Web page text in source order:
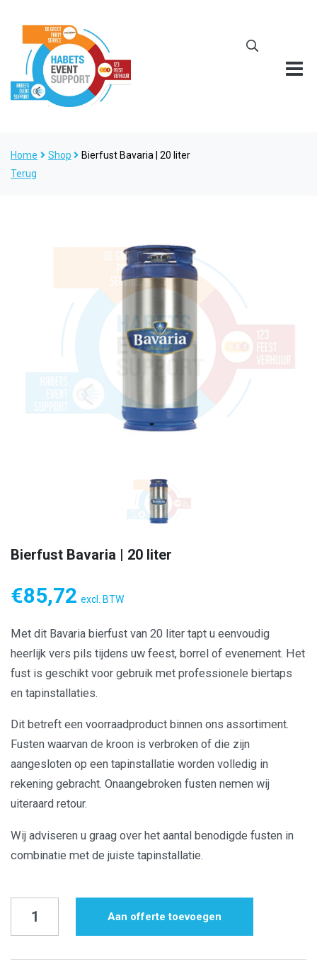
Home Shop
Bierfust Bavaria | 20 liter
Terug
Bierfust Bavaria | 20 liter
€85,72 excl. BTW
Met dit Bavaria bierfust van 20 liter tapt u eenvoudig
heerlijk vers pils tijdens uw feest, borrel of evenement. Het
fust is geschikt voor gebruik met professionele biertaps
en tapinstallaties.
Dit betreft een voorraadproduct binnen ons assortiment.
Fusten waarvan de kroon is verbroken of die zijn
aangesloten op een tapinstallatie worden volledig in
rekening gebracht. Onaangebroken fusten nemen wij
uiteraard retour.
Wij adviseren u graag over het aantal benodigde fusten in
combinatie met de juiste tapinstallatie.
Aan offerte toevoegen